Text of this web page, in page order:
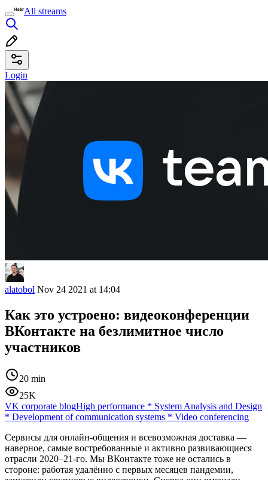
All streams
Login
alatobol Nov 24 2021 at 14:04
Как это устроено: видеоконференции
ВКонтакте на безлимитное число
участников
20 min
25K
VK corporate blogHigh performance * System Analysis and Design
* Development of communication systems * Video conferencing
Сервисы для онлайн-общения и всевозможная доставка —
наверное, самые востребованные и активно развивающиеся
отрасли 2020–21-го. Мы ВКонтакте тоже не остались в
стороне: работая удалённо с первых месяцев пандемии,